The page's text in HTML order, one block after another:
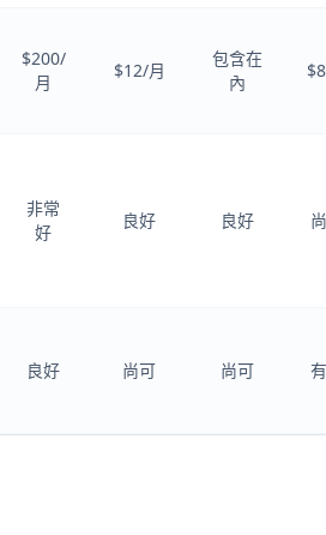
$200/
月
$12/月
包含在
內
非常
好
良好 良好
良好 尚可 尚可